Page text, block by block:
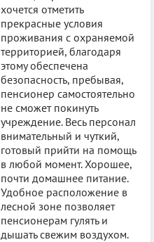
хочется отметить
прекрасные условия
проживания с охраняемой
территорией, благодаря
этому обеспечена
безопасность, пребывая,
пенсионер самостоятельно
не сможет покинуть
учреждение. Весь персонал
внимательный и чуткий,
готовый прийти на помощь
в любой момент. Хорошее,
почти домашнее питание.
Удобное расположение в
лесной зоне позволяет
пенсионерам гулять и
дышать свежим воздухом.